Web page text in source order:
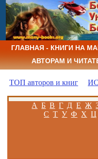
ГЛАВНАЯ - КНИГИ НА
АВТОРАМ И
ТОП авторов и книг
А Б В Г Д Е Ж
С Т У Ф Х Ц